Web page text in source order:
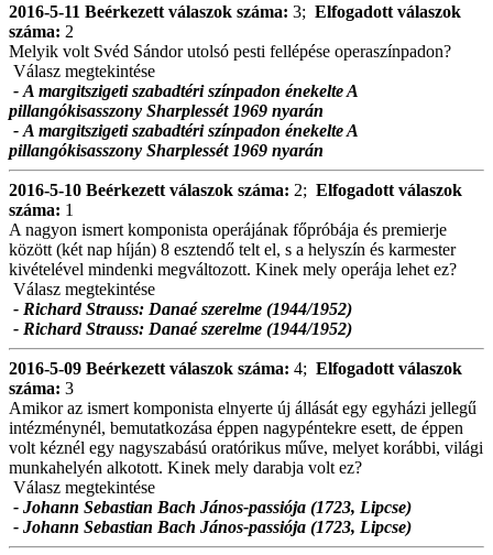
2016-5-11 Beérkezett válaszok száma: 3; Elfogadott válaszok
száma: 2
Melyik volt Svéd Sándor utolsó pesti fellépése operaszínpadon?
Válasz megtekintése
- A margitszigeti szabadtéri színpadon énekelte A
pillangókisasszony Sharplessét 1969 nyarán
- A margitszigeti szabadtéri színpadon énekelte A
pillangókisasszony Sharplessét 1969 nyarán
2016-5-10 Beérkezett válaszok száma: 2; Elfogadott válaszok
száma: 1
A nagyon ismert komponista operájának főpróbája és premierje
között (két nap híján) 8 esztendő telt el, s a helyszín és karmester
kivételével mindenki megváltozott. Kinek mely operája lehet ez?
Válasz megtekintése
- Richard Strauss: Danaé szerelme (1944/1952)
- Richard Strauss: Danaé szerelme (1944/1952)
2016-5-09 Beérkezett válaszok száma: 4; Elfogadott válaszok
száma: 3
Amikor az ismert komponista elnyerte új állását egy egyházi jellegű
intézménynél, bemutatkozása éppen nagypéntekre esett, de éppen
volt kéznél egy nagyszabású oratórikus műve, melyet korábbi, világi
munkahelyén alkotott. Kinek mely darabja volt ez?
Válasz megtekintése
- Johann Sebastian Bach János-passiója (1723, Lipcse)
- Johann Sebastian Bach János-passiója (1723, Lipcse)